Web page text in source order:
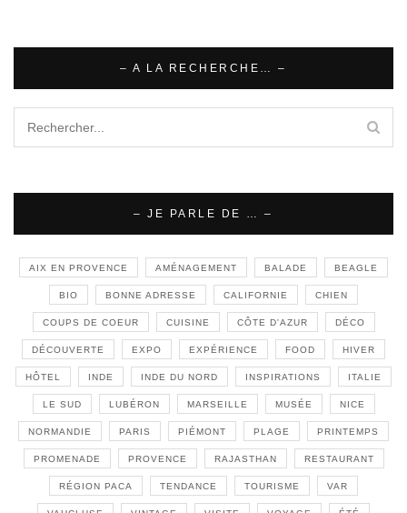
– A LA RECHERCHE… –
– JE PARLE DE … –
AIX EN PROVENCE AMÉNAGEMENT BALADE BEAGLE
BIO BONNE ADRESSE CALIFORNIE CHIEN
COUPS DE COEUR CUISINE CÔTE D'AZUR DÉCO
DÉCOUVERTE EXPO EXPÉRIENCE FOOD HIVER
HÔTEL INDE INDE DU NORD INSPIRATIONS ITALIE
LE SUD LUBÉRON MARSEILLE MUSÉE NICE
NORMANDIE PARIS PIÉMONT PLAGE PRINTEMPS
PROMENADE PROVENCE RAJASTHAN RESTAURANT
RÉGION PACA TENDANCE TOURISME VAR